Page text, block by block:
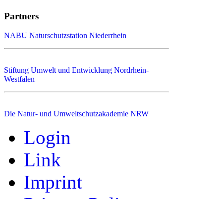
Partners
NABU Naturschutzstation Niederrhein
Stiftung Umwelt und Entwicklung Nordrhein-
Westfalen
Die Natur- und Umweltschutzakademie NRW
Login
Link
Imprint